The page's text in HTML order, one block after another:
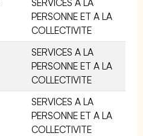
PERSONNE ET A LA
COLLECTIVITE
SERVICES A LA
PERSONNE ET A LA
COLLECTIVITE
SERVICES A LA
PERSONNE ET A LA
COLLECTIVITE